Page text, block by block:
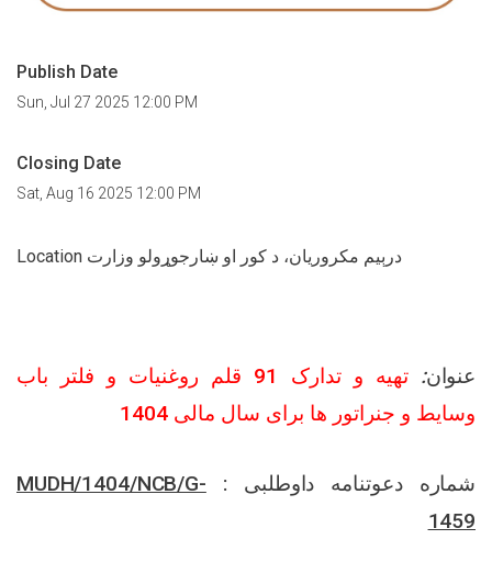
Publish Date
Sun, Jul 27 2025 12:00 PM
Closing Date
Sat, Aug 16 2025 12:00 PM
Location درېيم مکروریان، د کور او ښارجوړولو وزارت
عنوان:
تهیه و تدارک 91 قلم روغنیات و فلتر باب
وسایط و جنراتور ها برای سال مالی 1404
شماره دعوتنامه داوطلبی : MUDH/1404/NCB/G-
1459